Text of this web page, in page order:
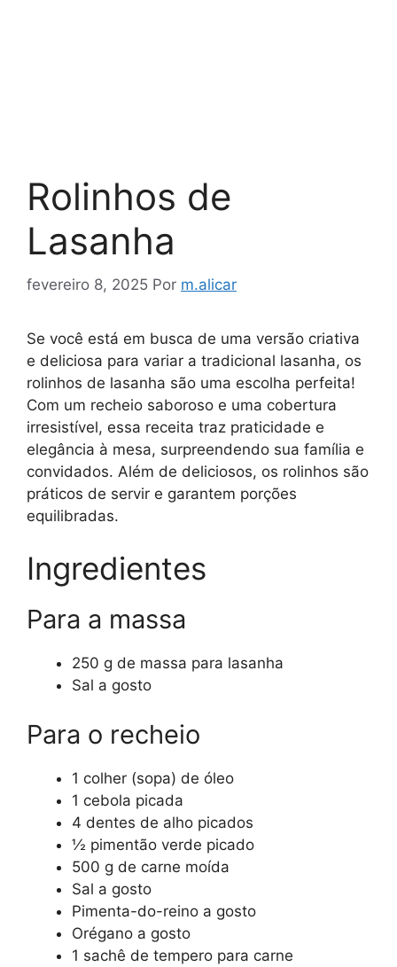
Rolinhos de
Lasanha
fevereiro 8, 2025 Por m.alicar
Se você está em busca de uma versão criativa
e deliciosa para variar a tradicional lasanha, os
rolinhos de lasanha são uma escolha perfeita!
Com um recheio saboroso e uma cobertura
irresistível, essa receita traz praticidade e
elegância à mesa, surpreendendo sua família e
convidados. Além de deliciosos, os rolinhos são
práticos de servir e garantem porções
equilibradas.
Ingredientes
Para a massa
250 g de massa para lasanha
Sal a gosto
Para o recheio
1 colher (sopa) de óleo
1 cebola picada
4 dentes de alho picados
½ pimentão verde picado
500 g de carne moída
Sal a gosto
Pimenta-do-reino a gosto
Orégano a gosto
1 sachê de tempero para carne